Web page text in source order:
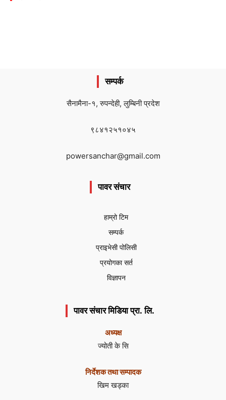
सम्पर्क
सैनामैना-१, रुपन्देही, लुम्बिनी प्रदेश
९८४१२५१०४५
powersanchar@gmail.com
पावर संचार
हाम्रो टिम
सम्पर्क
प्राइभेसी पोलिसी
प्रयोगका सर्त
विज्ञापन
पावर संचार मिडिया प्रा. लि.
अध्यक्ष
ज्योती के सि
निर्देशक तथा सम्पादक
खिम खड्का